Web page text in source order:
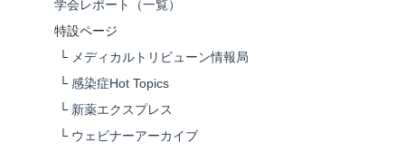
学会レポート（一覧）
特設ページ
└ メディカルトリビューン情報局
└ 感染症Hot Topics
└ 新薬エクスプレス
└ ウェビナーアーカイブ